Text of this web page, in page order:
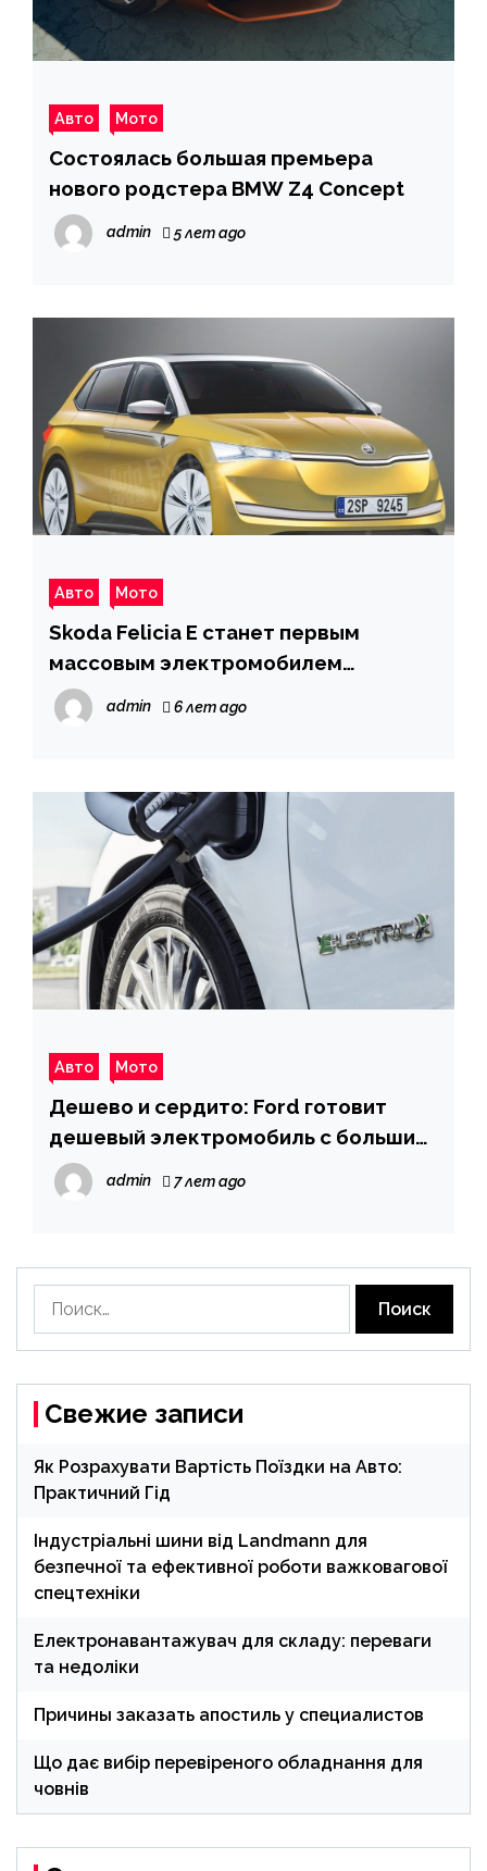
Авто Мото
Состоялась большая премьера
нового родстера BMW Z4 Concept
admin 5 лет ago
Авто Мото
Skoda Felicia E станет первым
массовым электромобилем
компании
admin 6 лет ago
Авто Мото
Дешево и сердито: Ford готовит
дешевый электромобиль с большим
запасом хода
admin 7 лет ago
Свежие записи
Як Розрахувати Вартість Поїздки на Авто:
Практичний Гід
Індустріальні шини від Landmann для
безпечної та ефективної роботи важковагової
спецтехніки
Електронавантажувач для складу: переваги
та недоліки
Причины заказать апостиль у специалистов
Що дає вибір перевіреного обладнання для
човнів